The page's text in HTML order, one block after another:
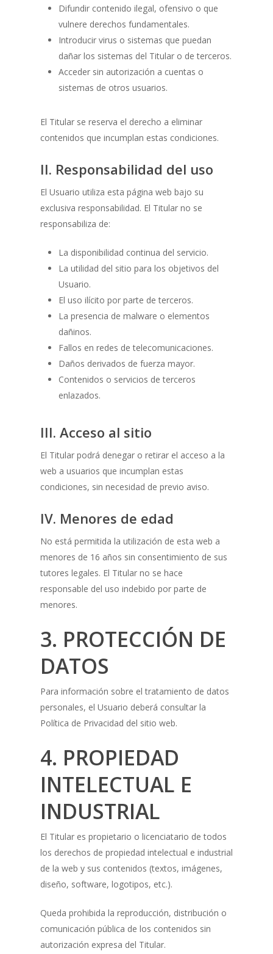
Difundir contenido ilegal, ofensivo o que
vulnere derechos fundamentales.
Introducir virus o sistemas que puedan
dañar los sistemas del Titular o de terceros.
Acceder sin autorización a cuentas o
sistemas de otros usuarios.
El Titular se reserva el derecho a eliminar
contenidos que incumplan estas condiciones.
II. Responsabilidad del uso
El Usuario utiliza esta página web bajo su
exclusiva responsabilidad. El Titular no se
responsabiliza de:
La disponibilidad continua del servicio.
La utilidad del sitio para los objetivos del
Usuario.
El uso ilícito por parte de terceros.
La presencia de malware o elementos
dañinos.
Fallos en redes de telecomunicaciones.
Daños derivados de fuerza mayor.
Contenidos o servicios de terceros
enlazados.
III. Acceso al sitio
El Titular podrá denegar o retirar el acceso a la
web a usuarios que incumplan estas
condiciones, sin necesidad de previo aviso.
IV. Menores de edad
No está permitida la utilización de esta web a
menores de 16 años sin consentimiento de sus
tutores legales. El Titular no se hace
responsable del uso indebido por parte de
menores.
3. PROTECCIÓN DE
DATOS
Para información sobre el tratamiento de datos
personales, el Usuario deberá consultar la
Política de Privacidad del sitio web.
4. PROPIEDAD
INTELECTUAL E
INDUSTRIAL
El Titular es propietario o licenciatario de todos
los derechos de propiedad intelectual e industrial
de la web y sus contenidos (textos, imágenes,
diseño, software, logotipos, etc.).
Queda prohibida la reproducción, distribución o
comunicación pública de los contenidos sin
autorización expresa del Titular.